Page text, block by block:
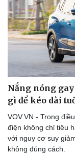
Nắng nóng
gì để kéo dài
VOV.VN - Trong
điện không chỉ tiêu
với nguy cơ suy
không đúng cách.